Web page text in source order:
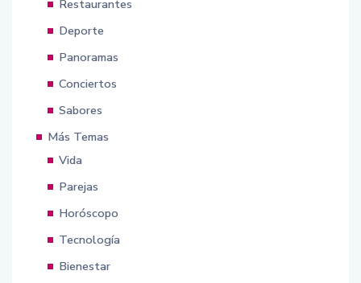
Restaurantes
Deporte
Panoramas
Conciertos
Sabores
Más Temas
Vida
Parejas
Horóscopo
Tecnología
Bienestar